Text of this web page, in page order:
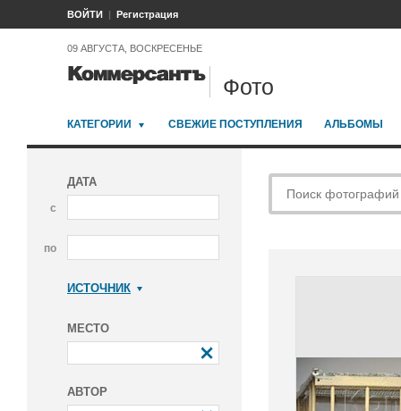
ВОЙТИ Регистрация
09 АВГУСТА, ВОСКРЕСЕНЬЕ
Фото
КАТЕГОРИИ СВЕЖИЕ ПОСТУПЛЕНИЯ АЛЬБОМЫ
ДАТА
с
по
ИСТОЧНИК
МЕСТО
АВТОР